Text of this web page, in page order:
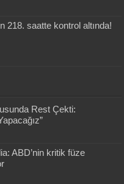
218. saatte kontrol altında!
Rest Çekti:
ABD’nin kritik füze